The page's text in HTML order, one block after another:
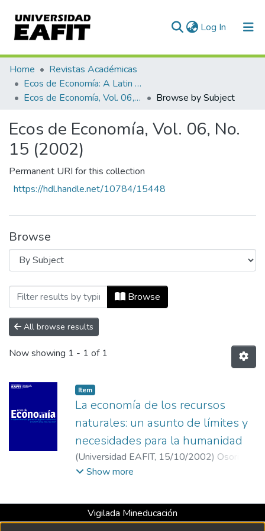
Log In (current)
Communities & Collections
All of DSpace
Home
Revistas Académicas
Ecos de Economía: A Latin American Journal of Applied Economics
Ecos de Economía, Vol. 06, No. 15 (2002)
Browse by Subject
Ecos de Economía, Vol. 06, No.
15 (2002)
Permanent URI for this collection
https://hdl.handle.net/10784/15448
Browse
Browsing Ecos de Economía, Vol. 06,
Browse
All browse results
Now showing 1 - 1 of 1
Item
La economía de los recursos
naturales: un asunto de límites y
necesidades para la humanidad
(Universidad EAFIT, 15/10/2002) Osorio,
Ana Rocío;Universidad EAFIT
Show more
Vigilada Mineducación
Universidad con Acreditación Institucional hasta 2026 -